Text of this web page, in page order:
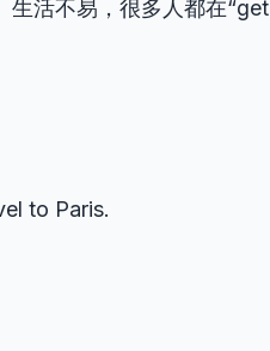
生活不易，很多人都在“get
to Paris.